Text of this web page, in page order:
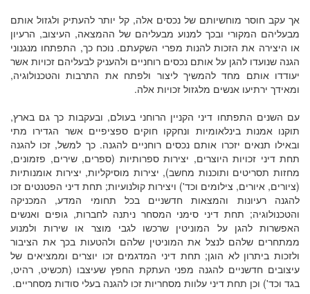
אך עקב חוסר מוחשיותם של נכסים אלה, קל יותר להעתיק ולגזול אותם
מבעליהם המקורי ובכך למנוע מבעליהם של ההמצאה, העיצוב, הרעיון
או היצירה את הזכות להנות מפרי השקעתם. נוכח כך, התפתחו מנגנוני
הגנה שנועדו להגן על אותם נכסים רוחניים ולהעניק לבעליהם זכויות אשר
יעודדו אותם מחד להמשיך ליצור ולפתח את התרבות והטכנולוגיה,
ומאידך ירתיעו אנשים מלגזול זכויות אלה.
עם השנים התפתחו דיני הקניין הרוחני בעולם, ובעקבות כך גם בארץ,
תוקנו אמנות בינלאומיות ונחקקו חוקים ספציפיים אשר הגדירו מתי
ובאילו תנאים יזכרו אותם נכסים רוחניים להגנה. כך למשל, זכו להגנה
תחת דיני זכויות היוצרים, יצירות ספרותיות (ספרים, שירים, פזמונים,
מחזות תסריטים ותוכנות מחשב), יצירות מוסיקליות, יצירות אומנותיות
(ציורים, איורים, צילומים וכד') ויצירות קולנועיות; תחת דיני הפטנטים זכו
להגנה רעיונות והמצאות חדשניים בכל תחומי המדע, המכניקה
והטכנולוגיה; תחת דיני סימני המסחר ניתנה לחברות, גופים ואנשים
האפשרות להגן על המוניטין שרכשו לגבי מוצר או שירות ולמנוע
ממתחרים שלהם לנצל את המוניטין שלהם ולהטעות בכך את הציבור
ולזכות ביתרון לא הוגן; תחת דיני המדגמים זכו יוצרים וממציאים של
עיצובים חדשניים להגנה מפני העתקת החפץ שעיצבו (תכשיט, רהיט,
בגד וכד') וכן תחת דיני עלוות מסחריות זכו להגנה בעלי סודות מסחריים.